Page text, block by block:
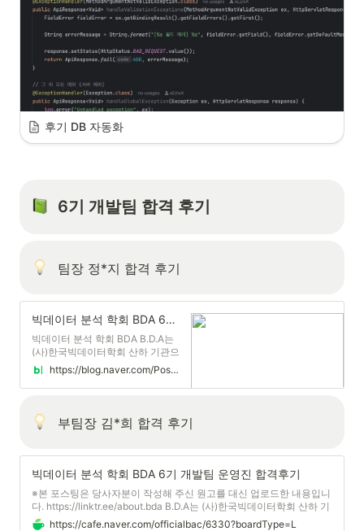
후기 DB 자동화
6기 개발팀 합격 후기
팀장 정*지 합격 후기
빅데이터 분석 학회 BDA 6기 개발팀 운영진 합격후기
빅데이터 분석 학회 BDA B.D.A는
(사)한국빅데이터학회 산하 기관으
로, 전국 70개 이상 대학에 네트... https://blog.naver.com/PostView.naver?blogId=yejee415a&Redirect=View&logNo=223758646574&categoryNo=14&isAfterWrite=true&isMrblogPost=false&isHappyBeanLeverage=true&contentLength=24358#
부팀장 김*희 합격 후기
빅데이터 분석 학회 BDA 6기 개발팀 운영진 합격후기
※본 포스팅은 당사자분이 작성해 주신 원고를 대신 업로드한 내용입니
다. https://linktr.ee/about.bda B.D.A는 (사)한국빅데이터학회 산하 기
관으로, 전...
https://cafe.naver.com/officialbac/6330?boardType=L